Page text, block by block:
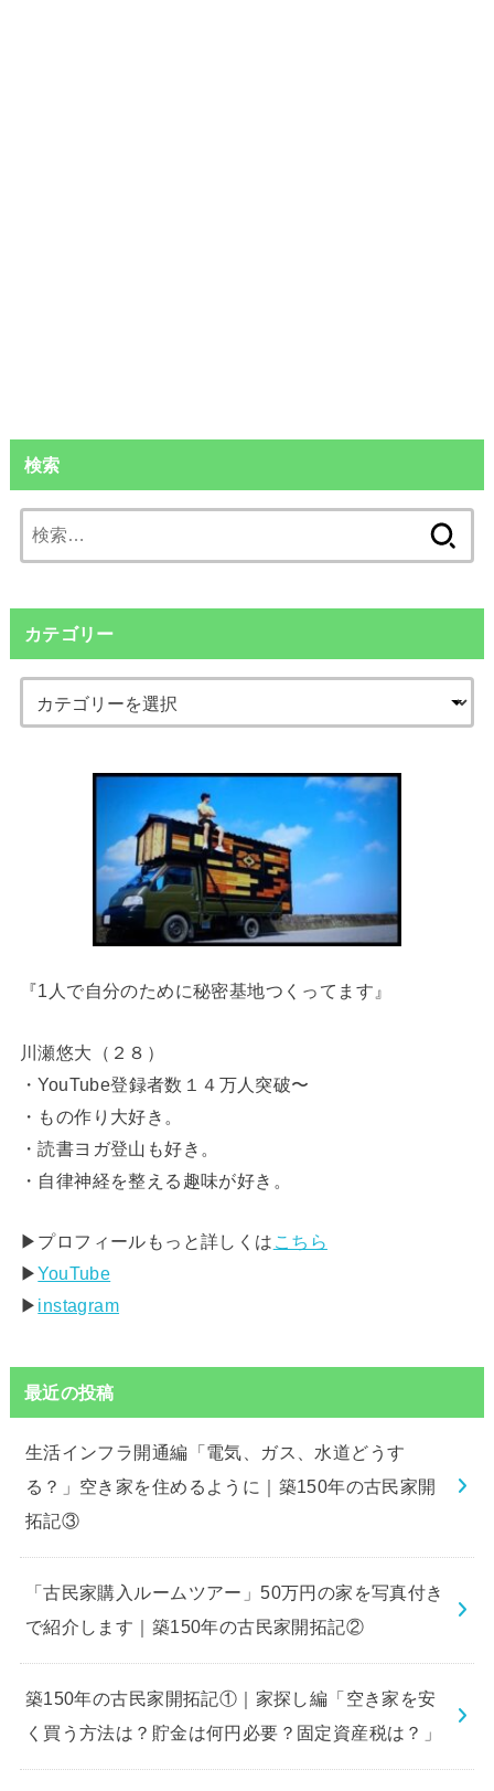
検索
索:
カテゴリー
『1人で自分のために秘密基地つくってます』
川瀬悠大（２８）
・YouTube登録者数１４万人突破〜
・もの作り大好き。
・読書ヨガ登山も好き。
・自律神経を整える趣味が好き。
▶︎プロフィールもっと詳しくは こちら
▶︎YouTube
▶︎ instagram
最近の投稿
生活インフラ開通編「電気、ガス、水道どうす
る？」空き家を住めるように｜築150年の古民家開
拓記③
「古民家購入ルームツアー」50万円の家を写真付き
で紹介します｜築150年の古民家開拓記②
築150年の古民家開拓記①｜家探し編「空き家を安
く買う方法は？貯金は何円必要？固定資産税は？」